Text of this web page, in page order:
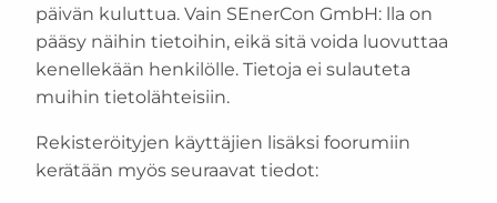
päivän kuluttua. Vain SEnerCon GmbH: lla on
pääsy näihin tietoihin, eikä sitä voida luovuttaa
kenellekään henkilölle. Tietoja ei sulauteta
muihin tietolähteisiin.
Rekisteröityjen käyttäjien lisäksi foorumiin
kerätään myös seuraavat tiedot: